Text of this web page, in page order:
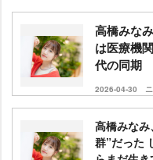
高橋みな
は医療機
代の同期
2026-04-30
高橋みな
群”だった